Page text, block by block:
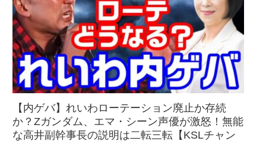
【内ゲバ】れいわローテーション廃止か存続
か？Zガンダム、エマ・シーン声優が激怒！無能
な高井副幹事長の説明は二転三転【KSLチャン